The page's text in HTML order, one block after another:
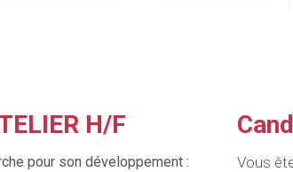
H/F
pour son développement :
Vous